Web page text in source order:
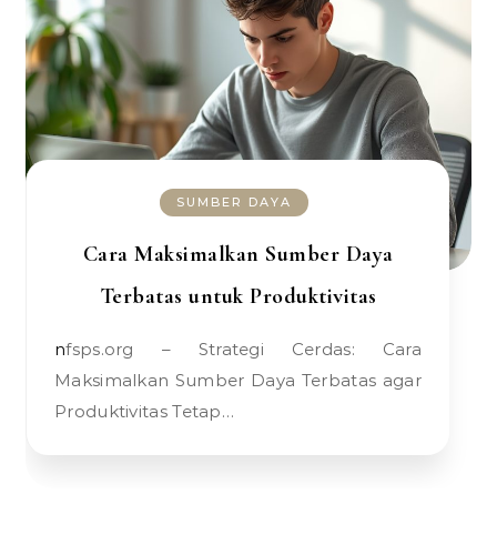
SUMBER DAYA
Cara Maksimalkan Sumber Daya
Terbatas untuk Produktivitas
nfsps.org – Strategi Cerdas: Cara
Maksimalkan Sumber Daya Terbatas agar
Produktivitas Tetap…